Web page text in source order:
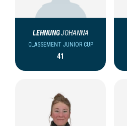
LEHNUNGJOHANNA
CLASSEMENT JUNIOR CUP
41